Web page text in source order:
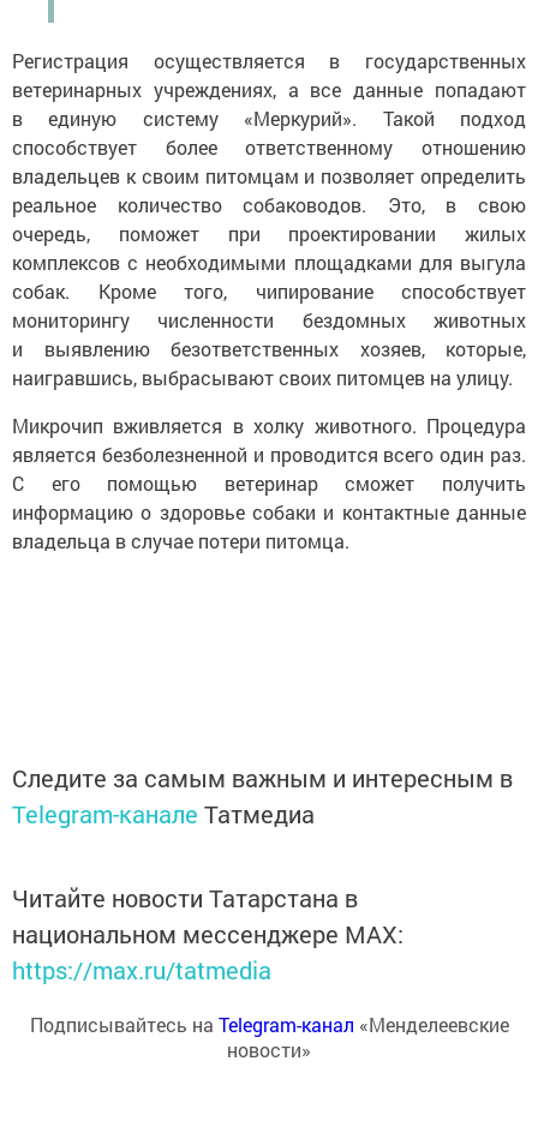
Регистрация осуществляется в государственных
ветеринарных учреждениях, а все данные попадают
в единую систему «Меркурий». Такой подход
способствует более ответственному отношению
владельцев к своим питомцам и позволяет определить
реальное количество собаководов. Это, в свою
очередь, поможет при проектировании жилых
комплексов с необходимыми площадками для выгула
собак. Кроме того, чипирование способствует
мониторингу численности бездомных животных
и выявлению безответственных хозяев, которые,
наигравшись, выбрасывают своих питомцев на улицу.
Микрочип вживляется в холку животного. Процедура
является безболезненной и проводится всего один раз.
С его помощью ветеринар сможет получить
информацию о здоровье собаки и контактные данные
владельца в случае потери питомца.
Следите за самым важным и интересным в
Telegram-канале Татмедиа
Читайте новости Татарстана в
национальном мессенджере MАХ:
https://max.ru/tatmedia
Подписывайтесь на Telegram-канал «Менделеевские
новости»